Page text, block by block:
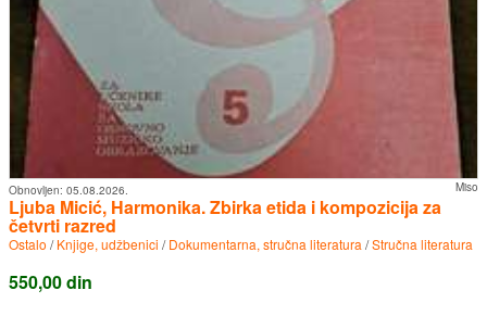
Miso
Obnovljen: 05.08.2026.
Ljuba Micić, Harmonika. Zbirka etida i kompozicija za
četvrti razred
Ostalo /Knjige, udžbenici /Dokumentarna, stručna literatura /Stručna literatura
550,00 din